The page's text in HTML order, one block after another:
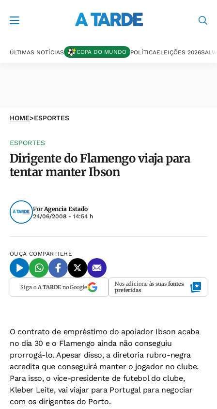
ÚLTIMAS NOTÍCIAS COPA DO MUNDO POLÍTICAELEIÇÕES 2026
HOME>ESPORTES
ESPORTES
Dirigente do Flamengo viaja para
tentar manter Ibson
PorAgencia Estado
24/06/2008 - 14:54 h
OUÇA COMPARTILHE
Siga o A TARDEno Google Nos adicione às suas fontes
preferidas
O contrato de empréstimo do apoiador Ibson acaba
no dia 30 e o Flamengo ainda não conseguiu
prorrogá-lo. Apesar disso, a diretoria rubro-negra
acredita que conseguirá manter o jogador no clube.
Para isso, o vice-presidente de futebol do clube,
Kleber Leite, vai viajar para Portugal para negociar
com os dirigentes do Porto.